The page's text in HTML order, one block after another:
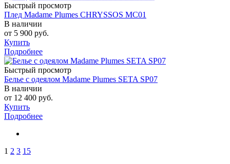
Быстрый просмотр
Плед Madame Plumes CHRYSSOS MC01
В наличии
от 5 900 руб.
Купить
Подробнее
Быстрый просмотр
Белье с одеялом Madame Plumes SETA SP07
В наличии
от 12 400 руб.
Купить
Подробнее
1 2 3 15